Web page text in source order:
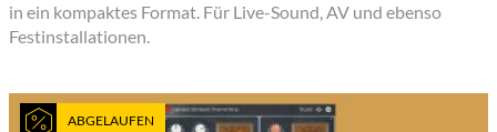
in ein kompaktes Format. Für Live-Sound, AV und ebenso
Festinstallationen.
ABGELAUFEN